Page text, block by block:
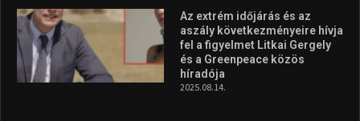
Az extrém időjárás és az
aszály következményeire hívja
fel a figyelmet Litkai Gergely
és a Greenpeace közös
híradója
2025.08.14.